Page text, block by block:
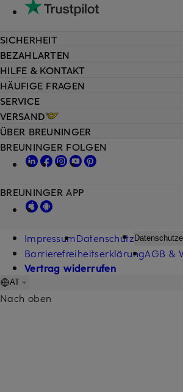
HILFE & KONTAKT
HÄUFIGE FRAGEN
SERVICE
VERSAND
SICHERHEIT
BEZAHLARTEN
ÜBER BREUNINGER
BREUNINGER FOLGEN
BREUNINGER APP
ImpressumDatenschutz
BarrierefreiheitserklärungAGB &
Vertrag widerrufen
AT
Nach oben